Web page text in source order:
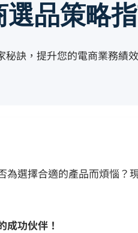
品策略
秘訣，提升您的電商業務績效
選擇合適的產品而煩惱？
成功伙伴！